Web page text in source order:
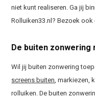
niet kunt realiseren. Ga jij
Rolluiken33.nl? Bezoek
De buiten
Wil jij buiten zonwering
screens buiten, markiezen,
rolluiken. De buiten